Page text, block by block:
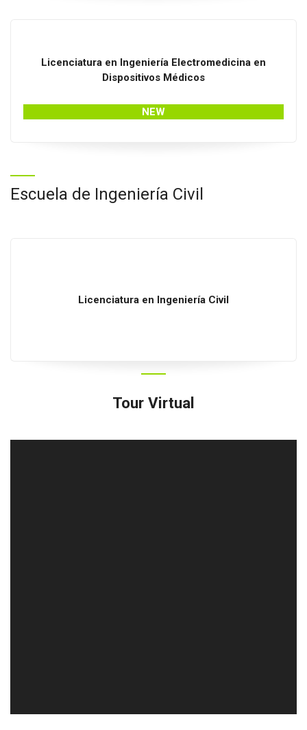
Licenciatura en Ingeniería Electromedicina en
Dispositivos Médicos
NEW
Escuela de Ingeniería Civil
Licenciatura en Ingeniería Civil
Tour Virtual